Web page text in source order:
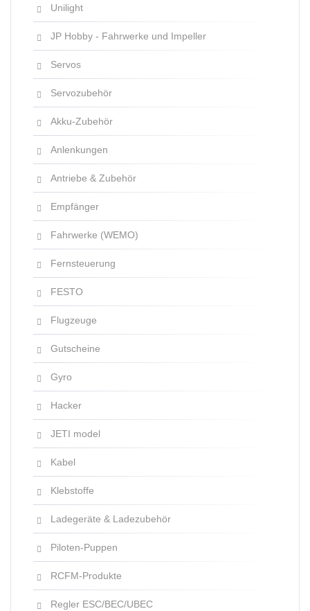
Unilight
JP Hobby - Fahrwerke und Impeller
Servos
Servozubehör
Akku-Zubehör
Anlenkungen
Antriebe & Zubehör
Empfänger
Fahrwerke (WEMO)
Fernsteuerung
FESTO
Flugzeuge
Gutscheine
Gyro
Hacker
JETI model
Kabel
Klebstoffe
Ladegeräte & Ladezubehör
Piloten-Puppen
RCFM-Produkte
Regler ESC/BEC/UBEC